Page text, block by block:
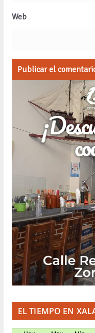
Web
EL TIEMPO EN